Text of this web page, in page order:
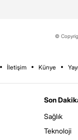
©
İletişim Künye
Son
Sağlık
Teknoloji